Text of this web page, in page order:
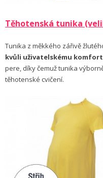
Těhotenská tunika
Tunika z měkkého zářivě
kvůli uživatelskému
pere, díky čemuž tunika
těhotenské cvičení.